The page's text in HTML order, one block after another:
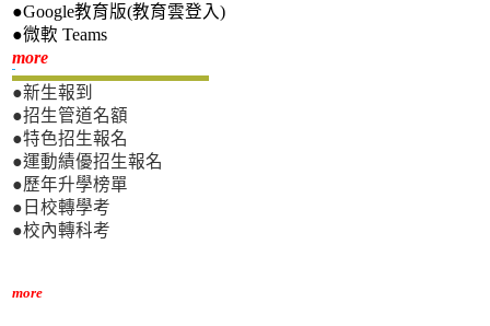
●Google教育版(教育雲登入)
●微軟 Teams
more新生專區
●新生報到
●招生管道名額
●特色招生報名
●運動績優招生報名
●歷年升學榜單
●日校轉學考
●校內轉科考
more